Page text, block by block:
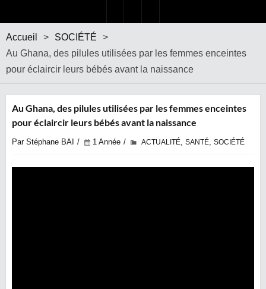
Accueil > SOCIÉTÉ
>
Au Ghana, des pilules utilisées par les femmes enceintes
pour éclaircir leurs bébés avant la naissance
Au Ghana, des pilules utilisées par les femmes enceintes
pour éclaircir leurs bébés avant la naissance
Par Stéphane BAI 1 Année ACTUALITÉ, SANTÉ, SOCIÉTÉ